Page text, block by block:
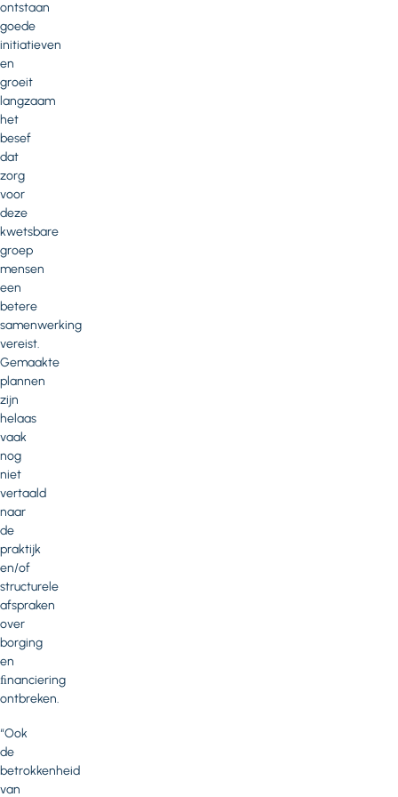
ontstaan
goede
initiatieven
en
groeit
langzaam
het
besef
dat
zorg
voor
deze
kwetsbare
groep
mensen
een
betere
samenwerking
vereist.
Gemaakte
plannen
zijn
helaas
vaak
nog
niet
vertaald
naar
de
praktijk
en/of
structurele
afspraken
over
borging
en
ﬁnanciering
ontbreken.
“Ook
de
betrokkenheid
van